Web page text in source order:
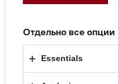
Отдельно все опции
Essentials